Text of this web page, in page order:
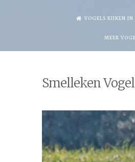
VOGELS KIJKEN
MEER
Smelleken